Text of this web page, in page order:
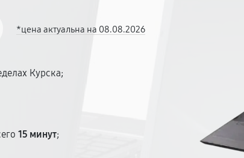
*цена актуальна на 08.08.2026
Курска;
15 минут;